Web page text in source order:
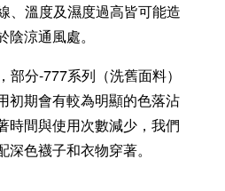
、溫度及濕度過高皆可能造
涼通風處。
部分-777系列（洗舊面料）
初期會有較為明顯的色落沾
時間與使用次數減少，我們
色襪子和衣物穿著。